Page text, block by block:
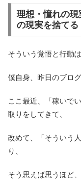
理想・憧れの
の現実を捨てる
そういう覚悟と行動
僕自身、昨日のブロ
ここ最近、「稼いで
取りをしてきて、
改めて、「そういう
り、
そう思えば思うほど